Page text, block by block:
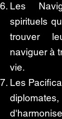
Les
spirituels
trouver
naviguer à
vie.
Les